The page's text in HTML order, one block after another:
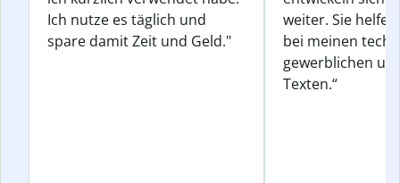
Ich nutze es täglich und
spare damit Zeit und Geld."
weiter. Sie
bei meinen
gewerblichen
Texten.“